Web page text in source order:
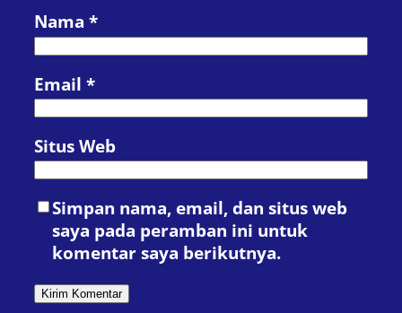
Nama *
Email *
Situs Web
Simpan nama, email, dan situs web
saya pada peramban ini untuk
komentar saya berikutnya.